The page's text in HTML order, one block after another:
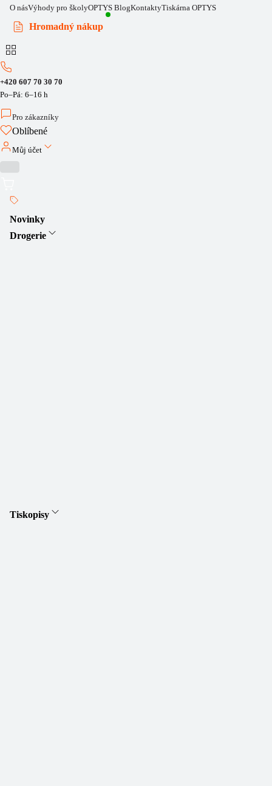
O násVýhody pro školyOPTYS BlogKontaktyTiskárna OPTYS
Hromadný nákup
+420 607 70 30 70
Po–Pá: 6–16 h
Pro zákazníky
Oblíbené
Můj účet
Novinky
Drogerie
Tiskopisy